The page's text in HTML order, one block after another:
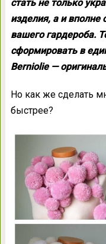
стать не только
изделия, а и
вашего гардероба.
сформировать в
Berniolie —
Но как же сделать
быстрее?